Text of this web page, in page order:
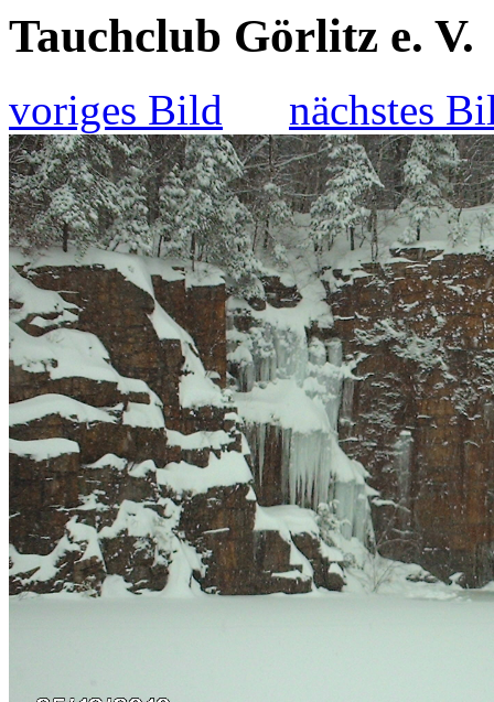
Tauchclub Görlitz e. V.
voriges Bild nächstes